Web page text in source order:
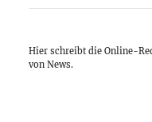
Hier schreibt die Online-
von News.